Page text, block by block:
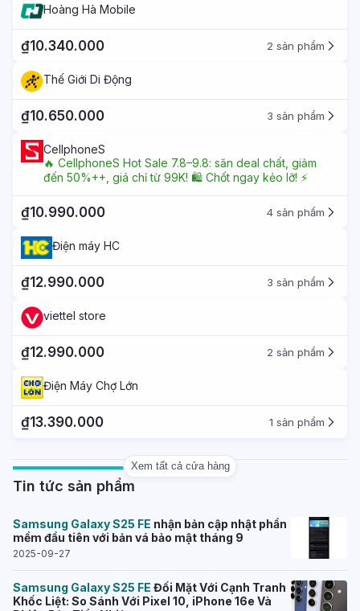
Hoàng Hà Mobile
₫10.340.000 2 sản phẩm
Thế Giới Di Động
₫10.650.000 3 sản phẩm
CellphoneS
🔥 CellphoneS Hot Sale 7.8–9.8: săn deal chất, giảm
đến 50%++, giá chỉ từ 99K! 🛍️ Chốt ngay kẻo lỡ! ⚡
₫10.990.000 4 sản phẩm
Điện máy HC
₫12.990.000 3 sản phẩm
viettel store
₫12.990.000 2 sản phẩm
Điện Máy Chợ Lớn
₫13.390.000 1 sản phẩm
Xem tất cả cửa hàng
Tin tức sản phẩm
Samsung GalaxyS25 FE nhận bản cập nhật phần
mềm đầu tiên với bản vá bảo mật tháng 9
2025-09-27
Samsung GalaxyS25 FE Đối Mặt Với Cạnh Tranh
Khốc Liệt: So Sánh Với Pixel 10, iPhone 16e Và